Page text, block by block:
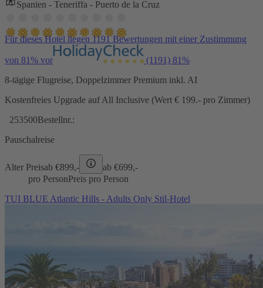
Spanien - Teneriffa - Puerto de la Cruz
Für dieses Hotel liegen 1191 Bewertungen mit einer Zustimmung
von 81% vor (1191) 81%
8-tägige Flugreise, Doppelzimmer Premium inkl. AI
Kostenfreies Upgrade auf All Inclusive (Wert € 199.- pro Zimmer)
253500Bestellnr.:
Pauschalreise
Alter Preisab €899,- ab €699,-
pro PersonPreis pro Person
TUI BLUE Atlantic Hills - Adults Only Stil-Hotel